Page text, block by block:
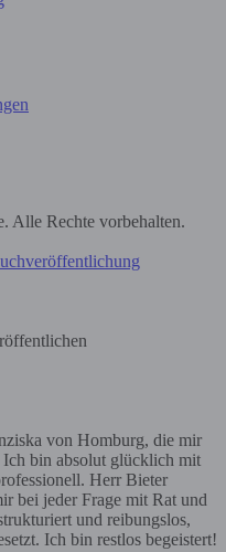
Alle Rechte vorbehalten.
von Homburg, die mir
bin absolut glücklich mit
Herr Bieter
bei jeder Frage mit Rat und
und reibungslos,
Ich bin restlos begeistert!